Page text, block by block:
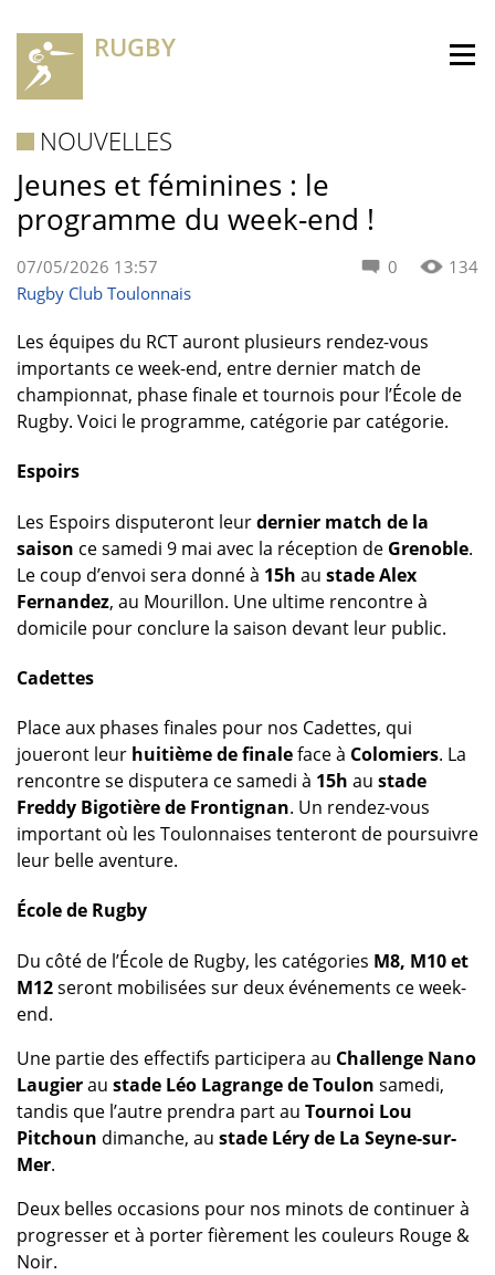
RUGBY
NOUVELLES
Jeunes et féminines : le
programme du week-end !
0 134
07/05/2026 13:57
Rugby Club Toulonnais
Les équipes du RCT auront plusieurs rendez-vous
importants ce week-end, entre dernier match de
championnat, phase finale et tournois pour l’École de
Rugby. Voici le programme, catégorie par catégorie.
Espoirs
Les Espoirs disputeront leurdernier match de la
saison ce samedi 9 mai avec la réception de Grenoble.
Le coup d’envoi sera donné à 15h au stade Alex
Fernandez, au Mourillon. Une ultime rencontre à
domicile pour conclure la saison devant leur public.
Cadettes
Place aux phases finales pour nos Cadettes, qui
joueront leur huitième de finaleface à Colomiers. La
rencontre se disputera ce samedi à 15h au stade
Freddy Bigotière de Frontignan. Un rendez-vous
important où les Toulonnaises tenteront de poursuivre
leur belle aventure.
École de Rugby
Du côté de l’École de Rugby, les catégories M8, M10 et
M12seront mobilisées sur deux événements ce week-
end.
Une partie des effectifs participera au Challenge Nano
Laugierau stade Léo Lagrange de Toulon samedi,
tandis que l’autre prendra part au Tournoi Lou
Pitchoun dimanche, au stade Léry de La Seyne-sur-
Mer.
Deux belles occasions pour nos minots de continuer à
progresser et à porter fièrement les couleurs Rouge &
Noir.